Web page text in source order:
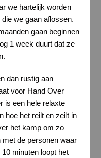
we hartelijk worden
we gaan aflossen.
gaan beginnen
1 week duurt dat ze
dan rustig aan
voor Hand Over
is een hele relaxte
hoe het reilt en zeilt in
het kamp om zo
de personen waar
minuten loopt het